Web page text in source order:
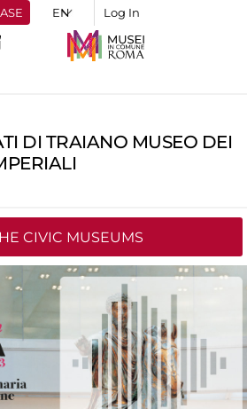
Log In
DI TRAIANO MUSEO DEI
CIVIC MUSEUMS